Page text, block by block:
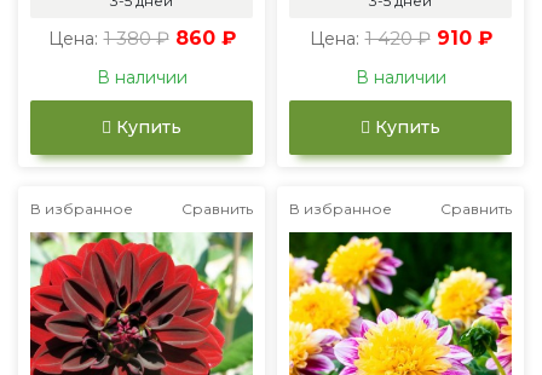
Цена: 1 380 ₽ 860 ₽
В наличии
Купить
Цена: 1 420 ₽ 910 ₽
В наличии
Купить
В избранное Сравнить В избранное Сравнить